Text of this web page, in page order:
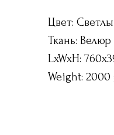
Цвет:
Ткань: Велюр
LxWxH:
Weight: 2000